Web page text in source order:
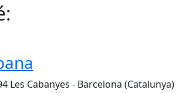
Les Cabanyes - Barcelona (Catalunya)